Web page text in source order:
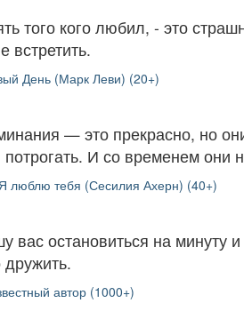
того кого любил, - это
встретить.
День (Марк Леви) (20+)
— это прекрасно, но
потрогать. И со временем они
люблю тебя (Сесилия Ахерн) (40+)
вас остановиться на минуту
дружить.
автор (1000+)